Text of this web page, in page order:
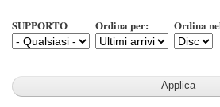
SUPPORTO Ordina per: Ordina